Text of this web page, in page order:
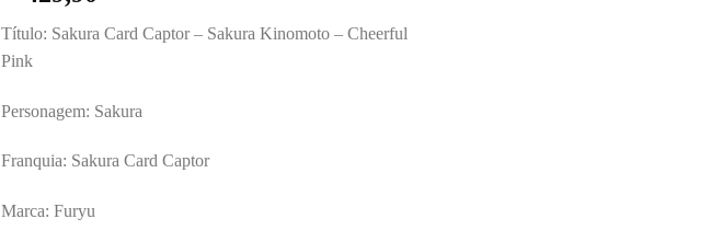
Título: Sakura Card Captor – Sakura Kinomoto – Cheerful
Pink
Personagem: Sakura
Franquia: Sakura Card Captor
Marca: Furyu